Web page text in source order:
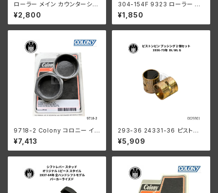
ローラー メイン カウンターシャ
フト 0008" オーバーサイズ 24
個
¥2,800
304-154F 9323 ローラー 左
側 +0004 オーバーサイズ 24
個入り スプロケットシャフト側
ハーレーダビッドソン 1929-73
¥1,850
9718-2 Colony コロニー イン
テーク マニホールド ナット キッ
ト ハーレーダビッドソン 1940-
54年 OHV 74 モデル 1953-5
¥7,413
293-36 24331-36 ピストン
ピンブッシング 2個組
¥5,909